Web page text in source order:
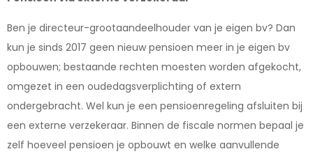
Ben je directeur-grootaandeelhouder van je eigen bv? Dan
kun je sinds 2017 geen nieuw pensioen meer in je eigen bv
opbouwen; bestaande rechten moesten worden afgekocht,
omgezet in een oudedagsverplichting of extern
ondergebracht. Wel kun je een pensioenregeling afsluiten bij
een externe verzekeraar. Binnen de fiscale normen bepaal je
zelf hoeveel pensioen je opbouwt en welke aanvullende